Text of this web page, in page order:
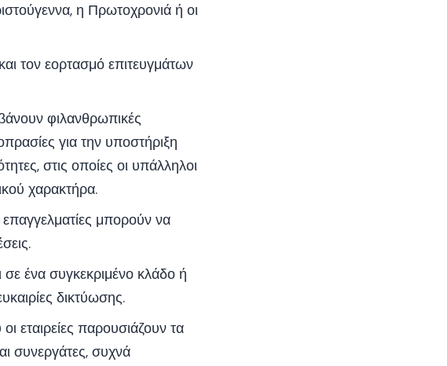
η Πρωτοχρονιά ή οι
τον εορτασμό επιτευγμάτων
φιλανθρωπικές
για την υποστήριξη
στις οποίες οι υπάλληλοι
χαρακτήρα.
μπορούν να
ένα συγκεκριμένο κλάδο ή
δικτύωσης.
εταιρείες παρουσιάζουν τα
συνεργάτες, συχνά